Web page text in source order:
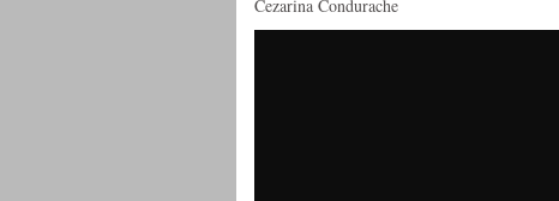
Cezarina Condurache